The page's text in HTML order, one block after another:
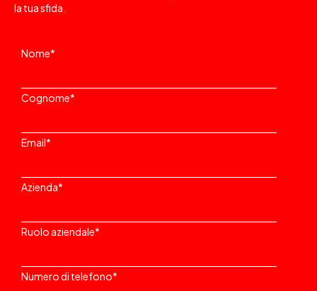
la tua sfida.
Nome*
Cognome*
Email*
Azienda*
Ruolo aziendale*
Numero di telefono*